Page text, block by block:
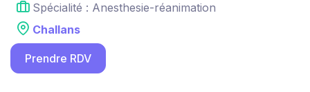
Spécialité : Anesthesie-réanimation
Challans
Prendre RDV